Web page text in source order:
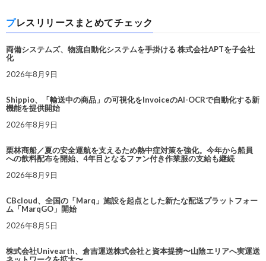
プレスリリースまとめてチェック
両備システムズ、物流自動化システムを手掛ける 株式会社APTを子会社
化
2026年8月9日
Shippio、「輸送中の商品」の可視化をInvoiceのAI-OCRで自動化する新
機能を提供開始
2026年8月9日
栗林商船／夏の安全運航を支えるため熱中症対策を強化。今年から船員
への飲料配布を開始、4年目となるファン付き作業服の支給も継続
2026年8月9日
CBcloud、全国の「Marq」施設を起点とした新たな配送プラットフォー
ム「MarqGO」開始
2026年8月5日
株式会社Univearth、倉吉運送株式会社と資本提携〜山陰エリアへ実運送